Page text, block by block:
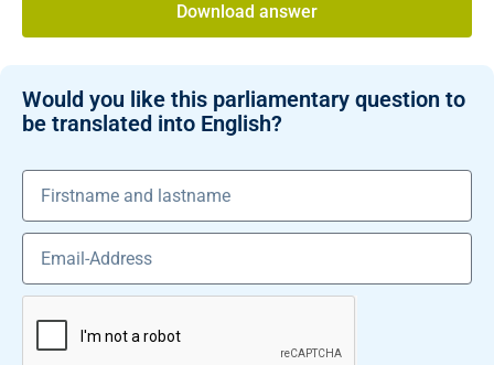
Download answer
Would you like this parliamentary question to
be translated into English?